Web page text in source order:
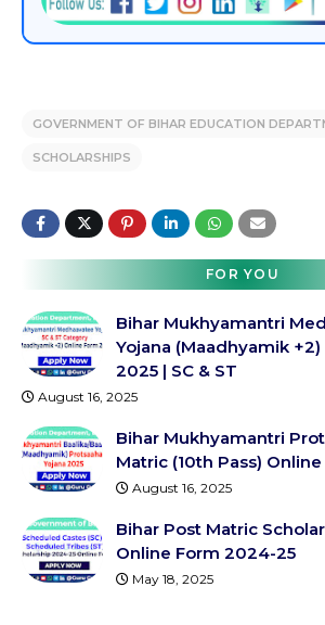
GOVERNMENT OF BIHAR EDUCATION
SCHOLARSHIPS
FOR YOU
Bihar Mukhyamantri
Yojana (Maadhyamik
2025 | SC & ST
August 16, 2025
Bihar Mukhyamantri
Matric (10th Pass)
August 16, 2025
Bihar Post Matric
Online Form 2024-25
May 18, 2025